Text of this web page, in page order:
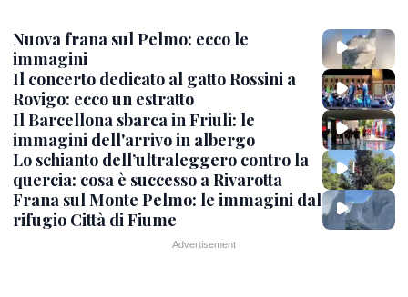
Nuova frana sul Pelmo: ecco le
immagini
Il concerto dedicato al gatto Rossini a
Rovigo: ecco un estratto
Il Barcellona sbarca in Friuli: le
immagini dell'arrivo in albergo
Lo schianto dell’ultraleggero contro la
quercia: cosa è successo a Rivarotta
Frana sul Monte Pelmo: le immagini dal
rifugio Città di Fiume